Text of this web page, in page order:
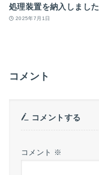
処理装置を納入しました
2025年7月1日
コメント
コメントする
コメント ※